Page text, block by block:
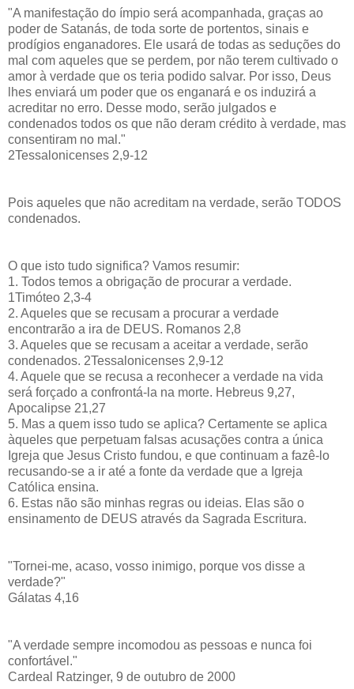
"A manifestação do ímpio será acompanhada, graças ao
poder de Satanás, de toda sorte de portentos, sinais e
prodígios enganadores. Ele usará de todas as seduções do
mal com aqueles que se perdem, por não terem cultivado o
amor à verdade que os teria podido salvar. Por isso, Deus
lhes enviará um poder que os enganará e os induzirá a
acreditar no erro. Desse modo, serão julgados e
condenados todos os que não deram crédito à verdade, mas
consentiram no mal."
2Tessalonicenses 2,9-12
Pois aqueles que não acreditam na verdade, serão TODOS
condenados.
O que isto tudo significa? Vamos resumir:
1. Todos temos a obrigação de procurar a verdade.
1Timóteo 2,3-4
2. Aqueles que se recusam a procurar a verdade
encontrarão a ira de DEUS. Romanos 2,8
3. Aqueles que se recusam a aceitar a verdade, serão
condenados. 2Tessalonicenses 2,9-12
4. Aquele que se recusa a reconhecer a verdade na vida
será forçado a confrontá-la na morte. Hebreus 9,27,
Apocalipse 21,27
5. Mas a quem isso tudo se aplica? Certamente se aplica
àqueles que perpetuam falsas acusações contra a única
Igreja que Jesus Cristo fundou, e que continuam a fazê-lo
recusando-se a ir até a fonte da verdade que a Igreja
Católica ensina.
6. Estas não são minhas regras ou ideias. Elas são o
ensinamento de DEUS através da Sagrada Escritura.
"Tornei-me, acaso, vosso inimigo, porque vos disse a
verdade?"
Gálatas 4,16
"A verdade sempre incomodou as pessoas e nunca foi
confortável."
Cardeal Ratzinger, 9 de outubro de 2000